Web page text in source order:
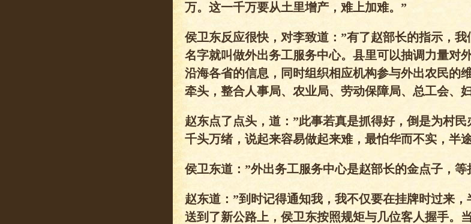
万。这一千万要从土里增产，难上加难。”
侯卫东反应很快，对李致道：”有了赵部长的指示，我
名字就叫做外出务工服务中心。县里可以抽调力量对
沿海各省的信息，同时组织相应机构参与外出农民的
牵头，整合人事局、农业局、劳动保障局、总工会、
赵东点了点头，道：”此事若真是抓得好，倒是为村
千头万绪，说起来容易做起来难，最怕华而不实，半
侯卫东道：”外出务工服务中心是赵部长的金点子，
赵东道：”到时记得通知我，我不仅要在挂牌时过来
送到了新公路上，侯卫东按照规矩与几位客人握手。